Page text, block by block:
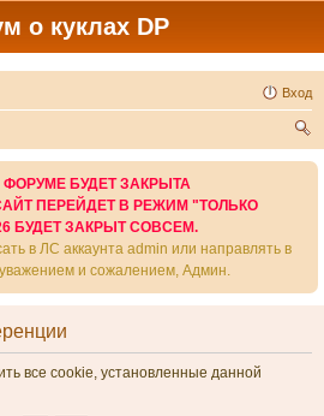
о куклах DP
Вход
БУДЕТ ЗАКРЫТА
ПЕРЕЙДЕТ В РЕЖИМ "ТОЛЬКО
БУДЕТ ЗАКРЫТ СОВСЕМ.
в ЛС аккаунта admin или направлять в
и сожалением, Админ.
все cookie, установленные данной